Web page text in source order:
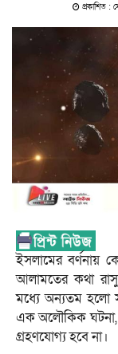
প্রকাশিত :
ইসলামের বর্ণনায়
আলামতের কথা
মধ্যে অন্যতম হলো
এক অলৌকিক ঘটনা,
গ্রহণযোগ্য হবে না।